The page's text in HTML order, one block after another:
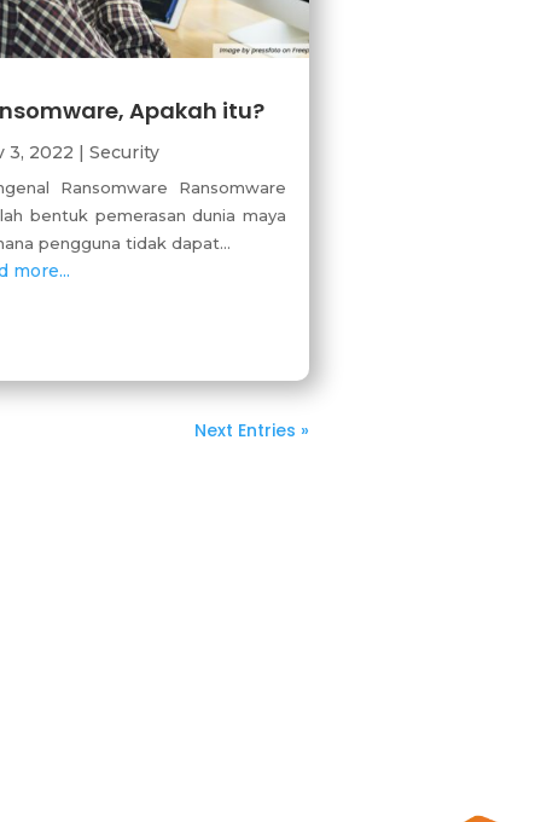
Apakah itu?
3, 2022 Security
Ransomware Ransomware
bentuk pemerasan dunia maya
pengguna tidak dapat...
more...
Next Entries »